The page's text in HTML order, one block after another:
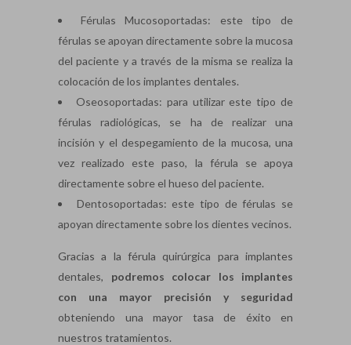
Férulas Mucosoportadas: este tipo de
férulas se apoyan directamente sobre la mucosa
del paciente y a través de la misma se realiza la
colocación de los implantes dentales.
Oseosoportadas: para utilizar este tipo de
férulas radiológicas, se ha de realizar una
incisión y el despegamiento de la mucosa, una
vez realizado este paso, la férula se apoya
directamente sobre el hueso del paciente.
Dentosoportadas: este tipo de férulas se
apoyan directamente sobre los dientes vecinos.
Gracias a la férula quirúrgica para implantes
dentales, podremos colocar los implantes
con una mayor precisión y seguridad
obteniendo una mayor tasa de éxito en
nuestros tratamientos.